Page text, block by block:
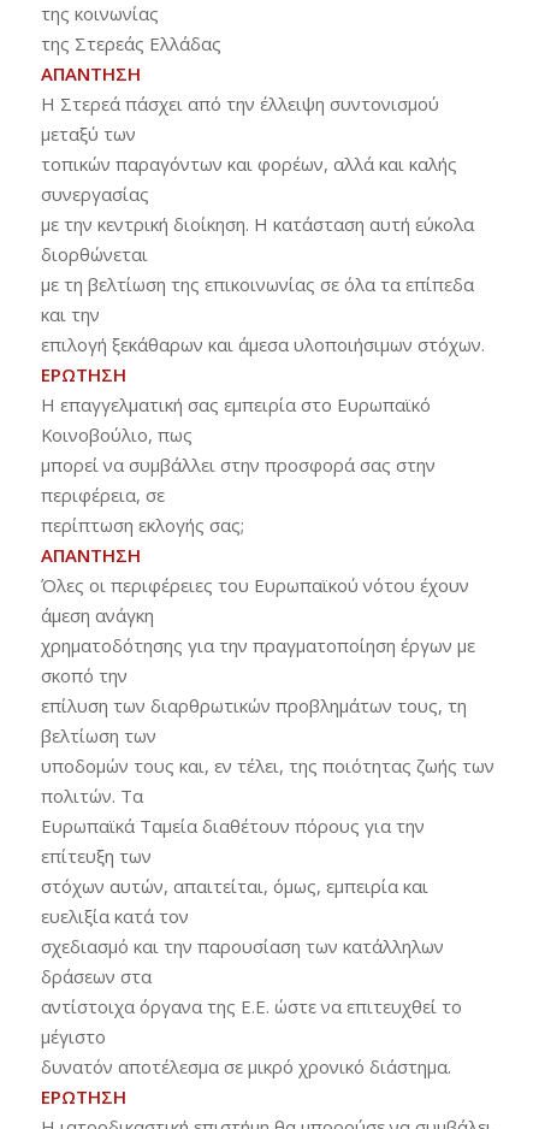
της κοινωνίας
της Στερεάς Ελλάδας
ΑΠΑΝΤΗΣΗ
Η Στερεά πάσχει από την έλλειψη συντονισμού
μεταξύ των
τοπικών παραγόντων και φορέων, αλλά και καλής
συνεργασίας
με την κεντρική διοίκηση. Η κατάσταση αυτή εύκολα
διορθώνεται
με τη βελτίωση της επικοινωνίας σε όλα τα επίπεδα
και την
επιλογή ξεκάθαρων και άμεσα υλοποιήσιμων στόχων.
ΕΡΩΤΗΣΗ
Η επαγγελματική σας εμπειρία στο Ευρωπαϊκό
Κοινοβούλιο, πως
μπορεί να συμβάλλει στην προσφορά σας στην
περιφέρεια, σε
περίπτωση εκλογής σας;
ΑΠΑΝΤΗΣΗ
Όλες οι περιφέρειες του Ευρωπαϊκού νότου έχουν
άμεση ανάγκη
χρηματοδότησης για την πραγματοποίηση έργων με
σκοπό την
επίλυση των διαρθρωτικών προβλημάτων τους, τη
βελτίωση των
υποδομών τους και, εν τέλει, της ποιότητας ζωής των
πολιτών. Τα
Ευρωπαϊκά Ταμεία διαθέτουν πόρους για την
επίτευξη των
στόχων αυτών, απαιτείται, όμως, εμπειρία και
ευελιξία κατά τον
σχεδιασμό και την παρουσίαση των κατάλληλων
δράσεων στα
αντίστοιχα όργανα της Ε.Ε. ώστε να επιτευχθεί το
μέγιστο
δυνατόν αποτέλεσμα σε μικρό χρονικό διάστημα.
ΕΡΩΤΗΣΗ